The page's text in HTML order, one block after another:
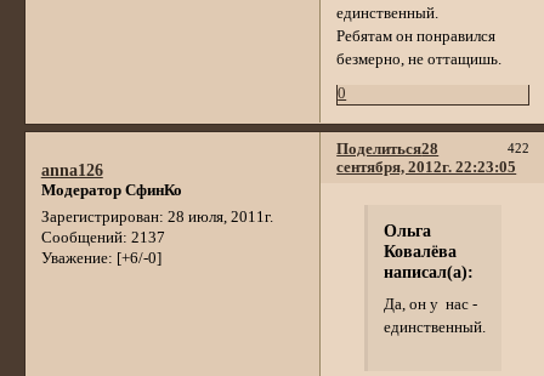
единственный.
Ребятам он понравился
безмерно, не оттащишь.
0
Поделиться 422
28
сентября, 2012г. 22:23:05
anna126
Модератор СфинКо
Зарегистрирован: 28 июля, 2011г.
Сообщений: 2137
Уважение: [+6/-0]
Ольга
Ковалёва
написал(а):
Да, он у нас -
единственный.